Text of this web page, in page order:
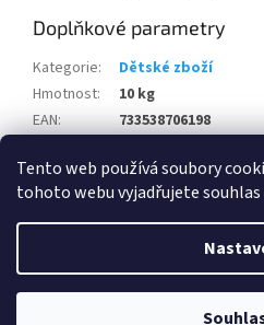
Tento web používá soubory
tohoto webu vyjadřujete
Doplňkové parametry
Kategorie:
Dětské zboží
Hmotnost:
10 kg
EAN:
733538706198
Vytvořil
www.eshop-